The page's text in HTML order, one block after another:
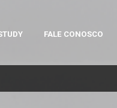
FALE CONOSCO